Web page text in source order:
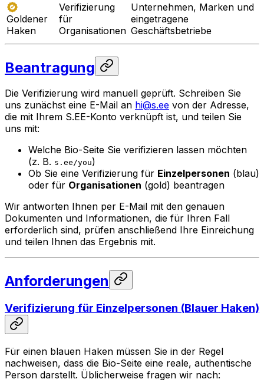
Goldener
Haken
Verifizierung
für
Organisationen
Unternehmen, Marken und
eingetragene
Geschäftsbetriebe
Beantragung
Die Verifizierung wird manuell geprüft. Schreiben Sie
uns zunächst eine E-Mail an hi@s.ee von der Adresse,
die mit Ihrem S.EE-Konto verknüpft ist, und teilen Sie
uns mit:
Welche Bio-Seite Sie verifizieren lassen möchten
(z. B. s.ee/you)
Ob Sie eine Verifizierung für Einzelpersonen (blau)
oder für Organisationen (gold) beantragen
Wir antworten Ihnen per E-Mail mit den genauen
Dokumenten und Informationen, die für Ihren Fall
erforderlich sind, prüfen anschließend Ihre Einreichung
und teilen Ihnen das Ergebnis mit.
Anforderungen
Verifizierung für Einzelpersonen (Blauer Haken)
Für einen blauen Haken müssen Sie in der Regel
nachweisen, dass die Bio-Seite eine reale, authentische
Person darstellt. Üblicherweise fragen wir nach: